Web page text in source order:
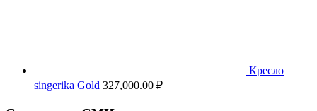
Кресло
singerika Gold 327,000.00 ₽